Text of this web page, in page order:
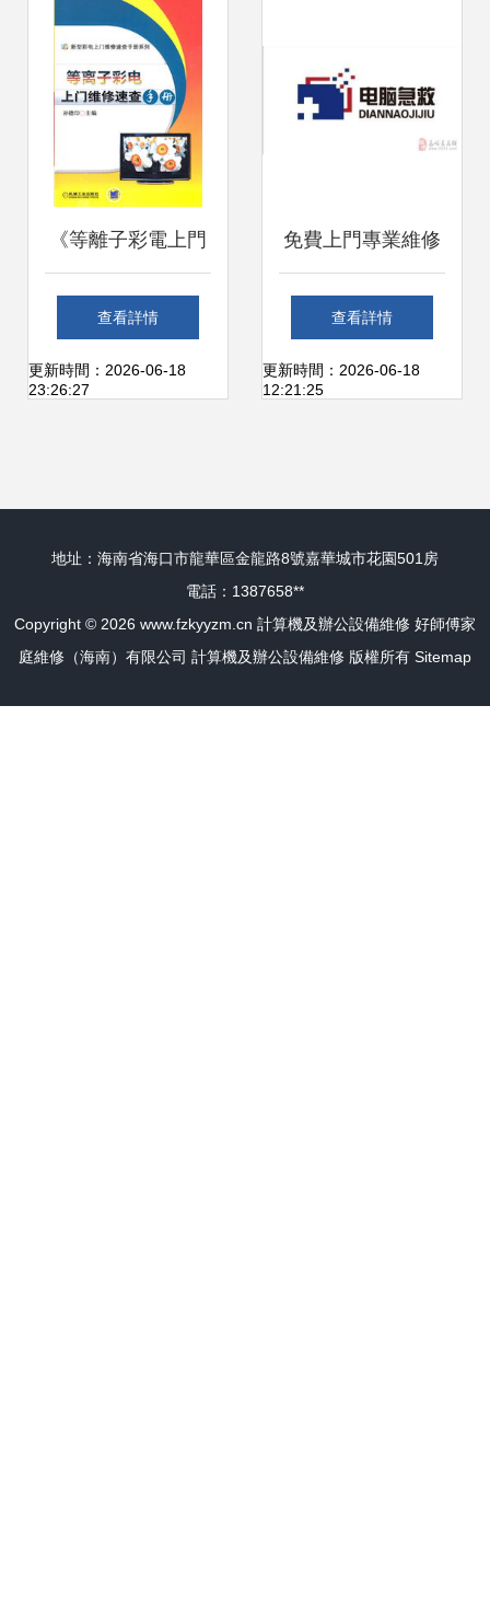
庫》
《等離子彩電上門
維修速查手冊》 科
技維修的實戰寶典
查看詳情
更新時間：2026-06-18
23:26:27
免費上門專業維修
電腦及辦公設備，
助力高效辦公零煩
查看詳情
更新時間：2026-06-18
12:21:25
地址：海南省海口市龍華區金龍路8號嘉華城市花園501房
電話：1387658**
Copyright © 2026 www.fzkyyzm.cn 計算機及辦公設備維修 好師傅家
庭維修（海南）有限公司 計算機及辦公設備維修 版權所有 Sitemap